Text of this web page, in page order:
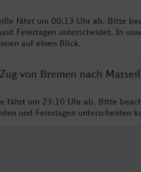
fährt um 00:13 Uhr ab. Bitte
Feiertagen unterscheidet. In
auf einen Blick.
von Bremen nach
fährt um 23:10 Uhr ab. Bitte
und Feiertagen unterscheiden